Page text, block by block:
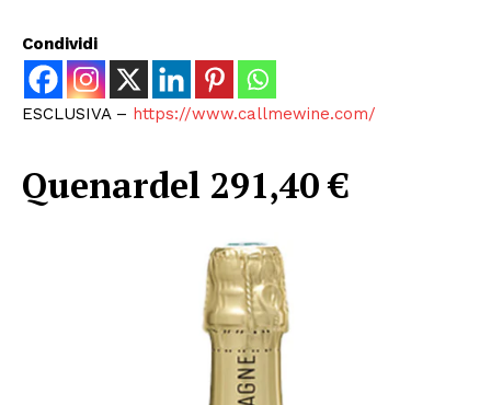
Condividi
ESCLUSIVA – https://www.callmewine.com/
Quenardel 291,40 €